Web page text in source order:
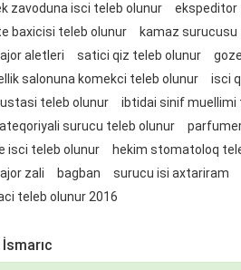
zavoduna isci teleb olunur
ekspeditor
baxicisi teleb olunur
kamaz surucusu
aletleri
satici qiz teleb olunur
salonuna komekci teleb olunur
isci
teleb olunur
ibtidai sinif muellimi
surucu teleb olunur
isci teleb olunur
hekim stomatoloq
zali
bagban surucu isi axtariram
teleb olunur 2016
İsmarıc